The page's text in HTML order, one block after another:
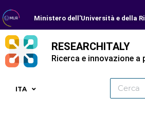
Ministero dell'Università e della
RESEARCHITALY
Ricerca e innovazione
ITA